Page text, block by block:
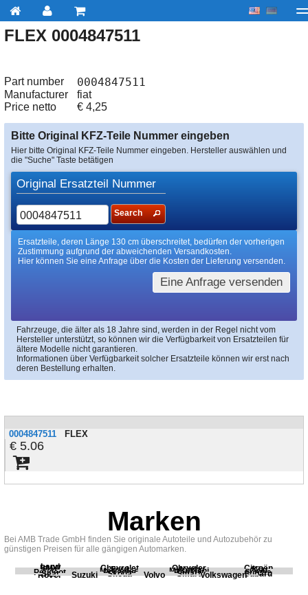
My account zur Kasse
FLEX 0004847511
Part number 0004847511
Manufacturer
fiat
Price netto
€ 4,25
Bitte Original KFZ-Teile Nummer eingeben
Hier bitte Original KFZ-Teile Nummer eingeben. Hersteller auswählen und
die "Suche" Taste betätigen
Original Ersatzteil Nummer
Search
Ersatzteile, deren Länge 130 cm überschreitet, bedürfen der vorherigen
Zustimmung aufgrund der abweichenden Versandkosten.
Hier können Sie eine Anfrage über die Kosten der Lieferung versenden.
Eine Anfrage versenden
Fahrzeuge, die älter als 18 Jahre sind, werden in der Regel nicht vom
Hersteller unterstützt, so können wir die Verfügbarkeit von Ersatzteilen für
ältere Modelle nicht garantieren.
Informationen über Verfügbarkeit solcher Ersatzteile können wir erst nach
deren Bestellung erhalten.
0004847511 FLEX
5.06
Marken
Bei AMB Trade GmbH finden Sie originale Autoteile und Autozubehör zu
günstigen Preisen für alle gängigen Automarken.
BMW
Chevrolet Chrysler Citroën
Fiat Ford Honda Kia
Land
Rover
Mercedes Mitsubishi Opel
Peugeot Porsche Renault Scania
Seat Skoda Smart Subaru
Suzuki Volvo Volkswagen